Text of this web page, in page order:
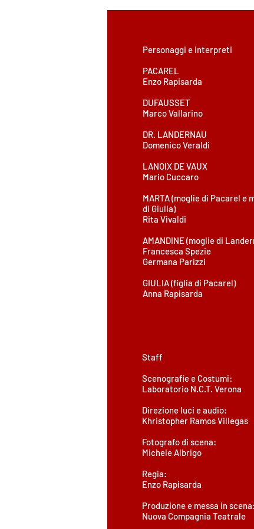
Personaggi e interpreti
PACAREL
Enzo Rapisarda
DUFAUSSET
Marco Vallarino
DR. LANDERNAU
Domenico Veraldi
LANOIX DE VAUX
Mario Cuccaro
MARTA (moglie di Pacarel e
di Giulia)
Rita Vivaldi
AMANDINE (moglie di
Francesca Spezie
Germana Parizzi
GIULIA (figlia di Pacarel)
Anna Rapisarda
Staff
Scenografie e Costumi:
Laboratorio N.C.T. Verona
Direzione luci e audio:
Khristopher Ramos Villegas
Fotografo di scena:
Michele Albrigo
Regia:
Enzo Rapisarda
Produzione e messa in scena:
Nuova Compagnia Teatrale